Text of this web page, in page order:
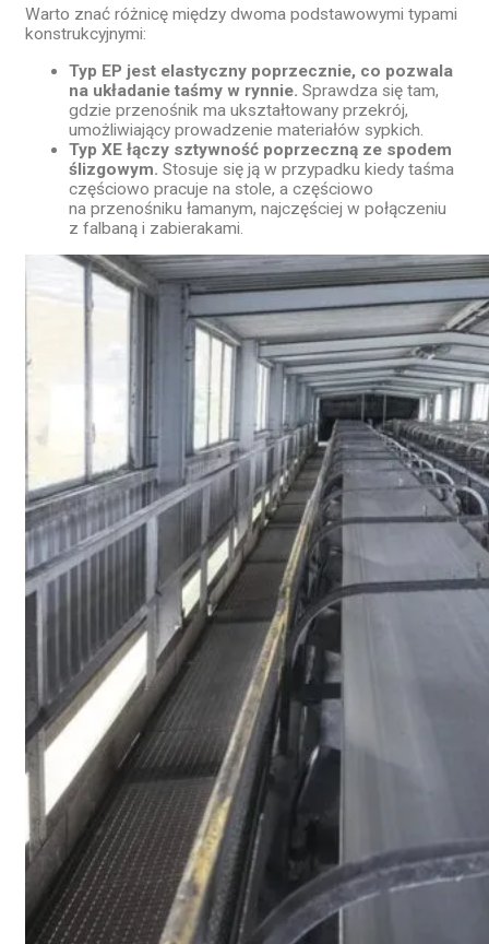
Warto znać różnicę między dwoma podstawowymi typami
konstrukcyjnymi:
Typ EP jest elastyczny poprzecznie, co pozwala
na układanie taśmy w rynnie. Sprawdza się tam,
gdzie przenośnik ma ukształtowany przekrój,
umożliwiający prowadzenie materiałów sypkich.
Typ XE łączy sztywność poprzeczną ze spodem
ślizgowym. Stosuje się ją w przypadku kiedy taśma
częściowo pracuje na stole, a częściowo
na przenośniku łamanym, najczęściej w połączeniu
z falbaną i zabierakami.